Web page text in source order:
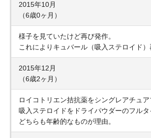
2015年10月
（6歳0ヶ月）
様子を見ていたけど再び発作。
これによりキュバール（吸入ステロイド）
2015年12月
（6歳2ヶ月）
ロイコトリエン拮抗薬をシングレアチュア
吸入ステロイドをドライパウダーのフルタ
どちらも年齢的なものが理由。